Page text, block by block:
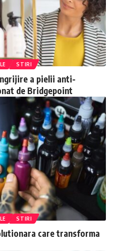
STIRI
a pielii anti-
de Bridgepoint
STIRI
care transforma